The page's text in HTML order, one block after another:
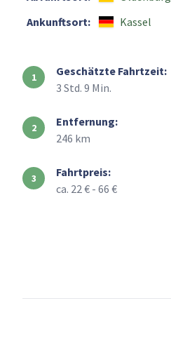
Ankunftsort:
Kassel
Geschätzte Fahrtzeit:
3 Std. 9 Min.
Entfernung:
246 km
Fahrtpreis:
ca. 22 € - 66 €